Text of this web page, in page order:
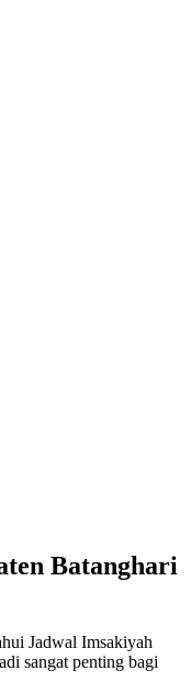
Batanghari
Jadwal Imsakiyah
sangat penting bagi